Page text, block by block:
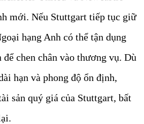
mới. Nếu Stuttgart tiếp tục giữ
hạng Anh có thể tận dụng
chen chân vào thương vụ. Dù
hạn và phong độ ổn định,
sản quý giá của Stuttgart, bất